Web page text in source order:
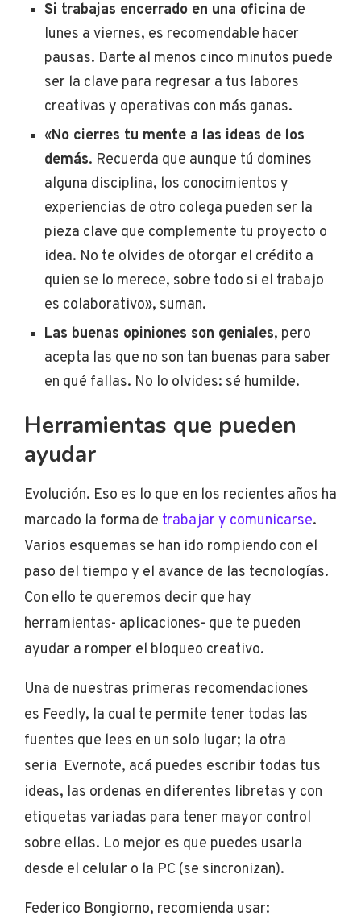
Si trabajas encerrado en una oficina de
lunes a viernes, es recomendable hacer
pausas. Darte al menos cinco minutos puede
ser la clave para regresar a tus labores
creativas y operativas con más ganas.
«No cierres tu mente a las ideas de los
demás. Recuerda que aunque tú domines
alguna disciplina, los conocimientos y
experiencias de otro colega pueden ser la
pieza clave que complemente tu proyecto o
idea. No te olvides de otorgar el crédito a
quien se lo merece, sobre todo si el trabajo
es colaborativo», suman.
Las buenas opiniones son geniales, pero
acepta las que no son tan buenas para saber
en qué fallas. No lo olvides: sé humilde.
Herramientas que pueden
ayudar
Evolución. Eso es lo que en los recientes años ha
marcado la forma de trabajar y comunicarse.
Varios esquemas se han ido rompiendo con el
paso del tiempo y el avance de las tecnologías.
Con ello te queremos decir que hay
herramientas- aplicaciones- que te pueden
ayudar a romper el bloqueo creativo.
Una de nuestras primeras recomendaciones
es Feedly, la cual te permite tener todas las
fuentes que lees en un solo lugar; la otra
seria Evernote, acá puedes escribir todas tus
ideas, las ordenas en diferentes libretas y con
etiquetas variadas para tener mayor control
sobre ellas. Lo mejor es que puedes usarla
desde el celular o la PC (se sincronizan).
Federico Bongiorno, recomienda usar: